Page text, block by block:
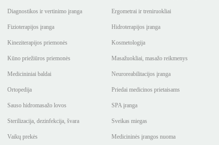
Diagnostikos ir vertinimo įranga Ergometrai ir treniruokliai
Fizioterapijos įranga Hidroterapijos įranga
Kineziterapijos priemonės Kosmetologija
Kūno priežiūros priemonės Masažuokliai, masažo reikmenys
Medicininiai baldai Neuroreabilitacijos įranga
Ortopedija Priedai medicinos prietaisams
Sauso hidromasažo lovos SPA įranga
Sterilizacija, dezinfekcija, švara Sveikas miegas
Vaikų prekės Medicininės įrangos nuoma